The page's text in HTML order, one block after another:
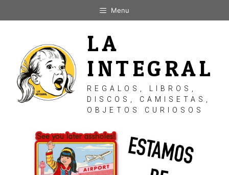
al
Menu
LA
INTEGRAL
REGALOS, LIBROS,
DISCOS, CAMISETAS,
OBJETOS CURIOSOS